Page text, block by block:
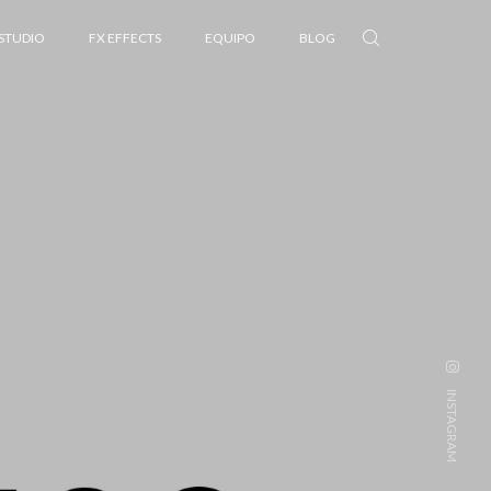
FX EFFECTS EQUIPO BLOG
INSTAGRAM